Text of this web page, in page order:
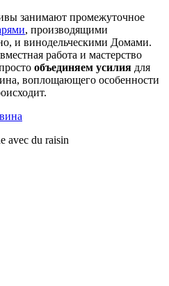
занимают промежуточное
, производящими
и винодельческими Домами.
работа и мастерство
объединяем усилия для
воплощающего особенности